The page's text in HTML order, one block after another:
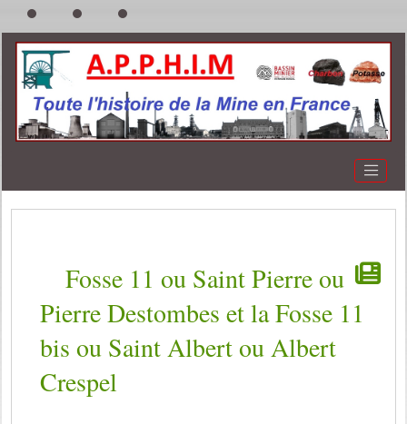
Fosse 11 ou Saint Pierre ou
Pierre Destombes et la Fosse 11
bis ou Saint Albert ou Albert
Crespel